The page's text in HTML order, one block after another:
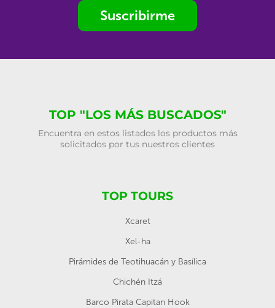
Suscribirme
TOP "LOS MÁS BUSCADOS"
Encuentra en estos listados los productos más
solicitados por tus nuestros clientes
TOP TOURS
Xcaret
Xel-ha
Pirámides de Teotihuacán y Basílica
Chichén Itzá
Barco Pirata Capitan Hook